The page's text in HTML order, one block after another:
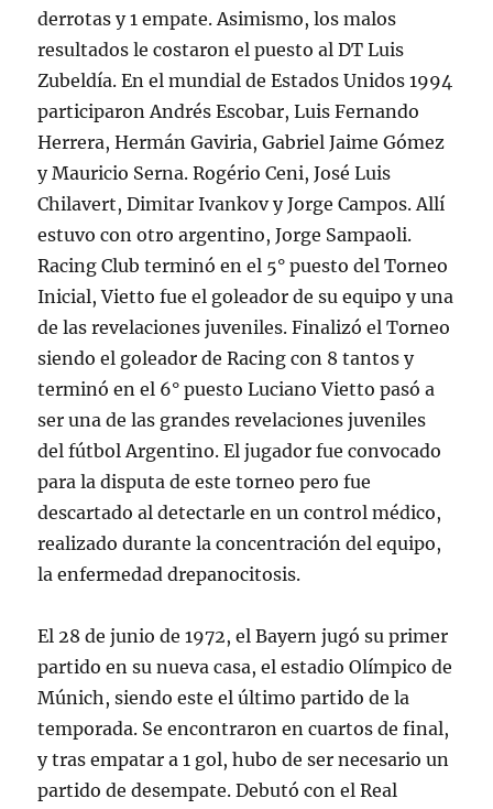
derrotas y 1 empate. Asimismo, los malos
resultados le costaron el puesto al DT Luis
Zubeldía. En el mundial de Estados Unidos 1994
participaron Andrés Escobar, Luis Fernando
Herrera, Hermán Gaviria, Gabriel Jaime Gómez
y Mauricio Serna. Rogério Ceni, José Luis
Chilavert, Dimitar Ivankov y Jorge Campos. Allí
estuvo con otro argentino, Jorge Sampaoli.
Racing Club terminó en el 5° puesto del Torneo
Inicial, Vietto fue el goleador de su equipo y una
de las revelaciones juveniles. Finalizó el Torneo
siendo el goleador de Racing con 8 tantos y
terminó en el 6° puesto Luciano Vietto pasó a
ser una de las grandes revelaciones juveniles
del fútbol Argentino. El jugador fue convocado
para la disputa de este torneo pero fue
descartado al detectarle en un control médico,
realizado durante la concentración del equipo,
la enfermedad drepanocitosis.
El 28 de junio de 1972, el Bayern jugó su primer
partido en su nueva casa, el estadio Olímpico de
Múnich, siendo este el último partido de la
temporada. Se encontraron en cuartos de final,
y tras empatar a 1 gol, hubo de ser necesario un
partido de desempate. Debutó con el Real